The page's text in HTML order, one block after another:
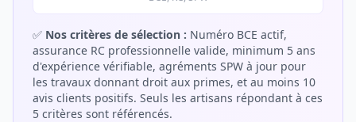
✅ Nos critères de sélection : Numéro BCE actif,
assurance RC professionnelle valide, minimum 5 ans
d'expérience vérifiable, agréments SPW à jour pour
les travaux donnant droit aux primes, et au moins 10
avis clients positifs. Seuls les artisans répondant à ces
5 critères sont référencés.